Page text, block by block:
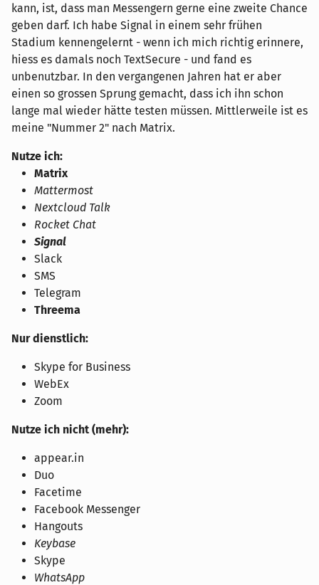
kann, ist, dass man Messengern gerne eine zweite Chance
geben darf. Ich habe Signal in einem sehr frühen
Stadium kennengelernt - wenn ich mich richtig erinnere,
hiess es damals noch TextSecure - und fand es
unbenutzbar. In den vergangenen Jahren hat er aber
einen so grossen Sprung gemacht, dass ich ihn schon
lange mal wieder hätte testen müssen. Mittlerweile ist es
meine "Nummer 2" nach Matrix.
Nutze ich:
Matrix
Mattermost
Nextcloud Talk
Rocket Chat
Signal
Slack
SMS
Telegram
Threema
Nur dienstlich:
Skype for Business
WebEx
Zoom
Nutze ich nicht (mehr):
appear.in
Duo
Facetime
Facebook Messenger
Hangouts
Keybase
Skype
WhatsApp